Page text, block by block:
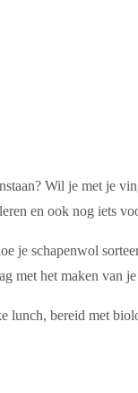
Wil je met je
en ook nog iets
je schapenwol
met het maken van
bereid met